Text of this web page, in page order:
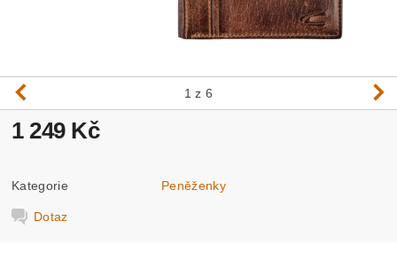
1 z 6
1 249 Kč
Kategorie Peněženky
Dotaz